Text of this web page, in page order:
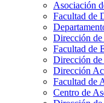
Asociación
Facultad de
Dirección
Facultad de
Dirección
Dirección
Facultad de
Centro de